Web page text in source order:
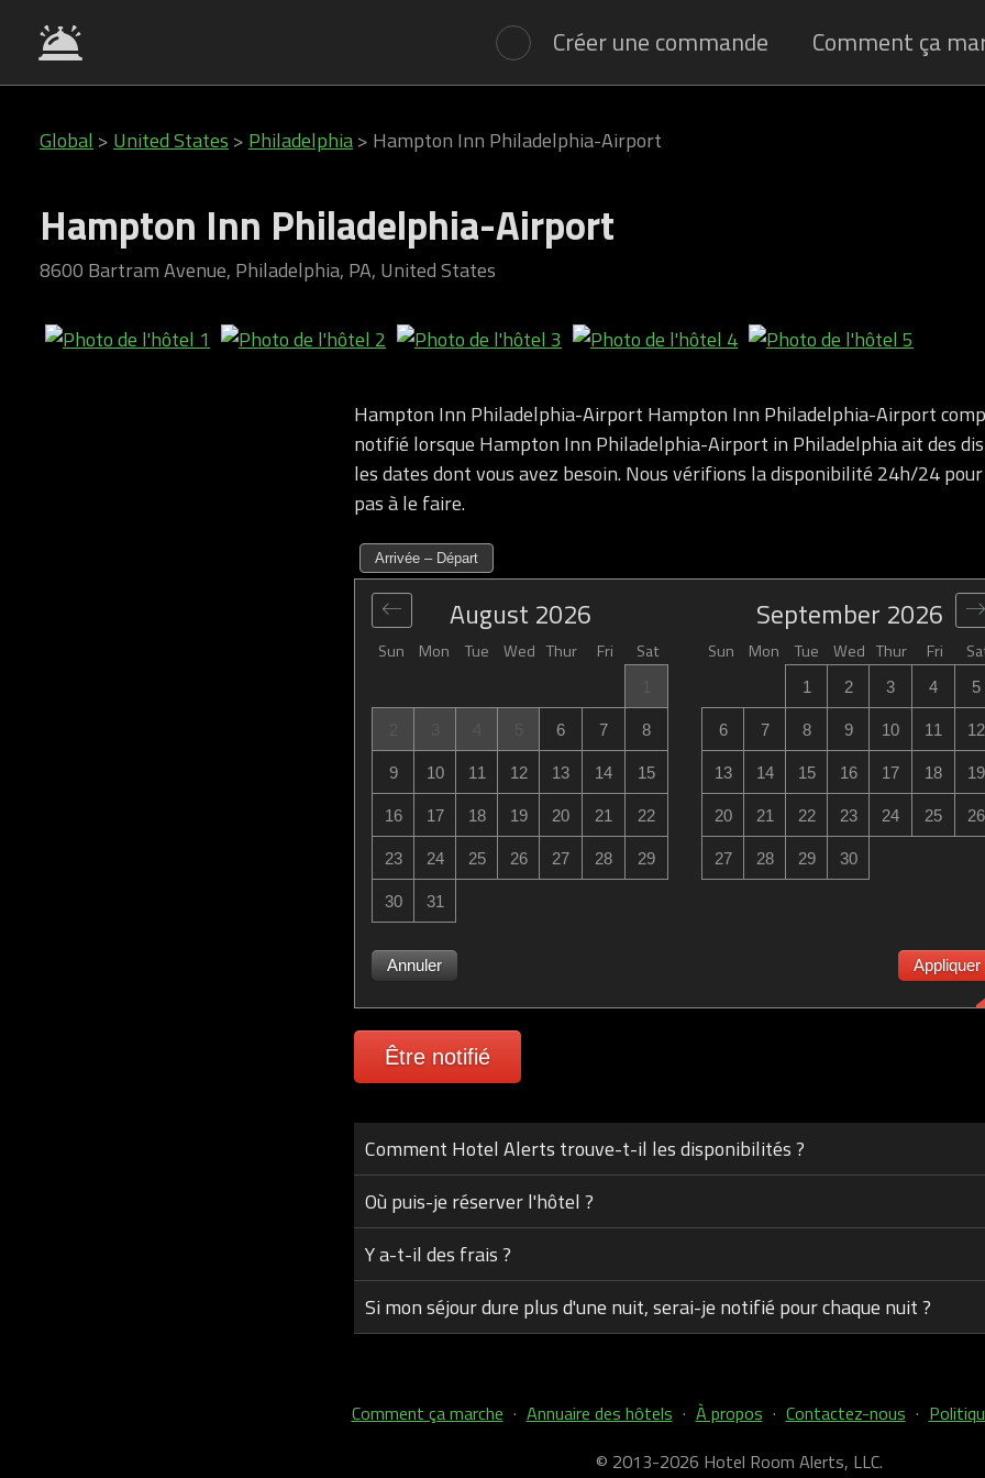
Créer une commande Comment ça
Global > United States > Philadelphia> Hampton Inn Philadelphia-Airport
Hampton Inn Philadelphia-Airport
8600 Bartram Avenue, Philadelphia, PA, United States
Hampton Inn Philadelphia-Airport Hampton Inn Philadelphia-Airport
notifié lorsque Hampton Inn Philadelphia-Airport in Philadelphia ait des
les dates dont vous avez besoin. Nous vérifions la disponibilité 24h/24
pas à le faire.
Arrivée – Départ
Sun Mon Tue Wed Thur Fri Sat Sun Mon Tue Wed Thur Fri
August 2026
6 7 8
9 10 11 12 13 14 15
16 17 18 19 20 21 22
23 24 25 26 27 28 29
30 31
September 2026
1 2 3 4 5
6 7 8 9 10 11 12
13 14 15 16 17 18 19
20 21 22 23 24 25 26
27 28 29 30
Annuler Appliquer
Être notifié
Comment Hotel Alerts trouve-t-il les disponibilités ?
Où puis-je réserver l'hôtel ?
Y a-t-il des frais ?
Si mon séjour dure plus d'une nuit, serai-je notifié pour chaque nuit ?
Comment ça marche · Annuaire des hôtels · À propos · Contactez-nous ·
© 2013-2026 Hotel Room Alerts, LLC.